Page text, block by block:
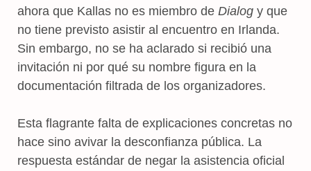
ahora que Kallas no es miembro de Dialog y que
no tiene previsto asistir al encuentro en Irlanda.
Sin embargo, no se ha aclarado si recibió una
invitación ni por qué su nombre figura en la
documentación filtrada de los organizadores.
Esta flagrante falta de explicaciones concretas no
hace sino avivar la desconfianza pública. La
respuesta estándar de negar la asistencia oficial